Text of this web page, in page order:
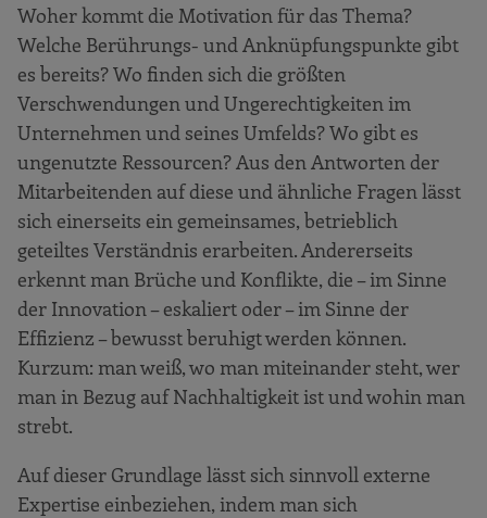
Woher kommt die Motivation für das Thema?
Welche Berührungs- und Anknüpfungspunkte gibt
es bereits? Wo finden sich die größten
Verschwendungen und Ungerechtigkeiten im
Unternehmen und seines Umfelds? Wo gibt es
ungenutzte Ressourcen? Aus den Antworten der
Mitarbeitenden auf diese und ähnliche Fragen lässt
sich einerseits ein gemeinsames, betrieblich
geteiltes Verständnis erarbeiten. Andererseits
erkennt man Brüche und Konflikte, die – im Sinne
der Innovation – eskaliert oder – im Sinne der
Effizienz – bewusst beruhigt werden können.
Kurzum: man weiß, wo man miteinander steht, wer
man in Bezug auf Nachhaltigkeit ist und wohin man
strebt.
Auf dieser Grundlage lässt sich sinnvoll externe
Expertise einbeziehen, indem man sich